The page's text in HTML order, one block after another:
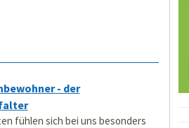
- der
fühlen sich bei uns besonders